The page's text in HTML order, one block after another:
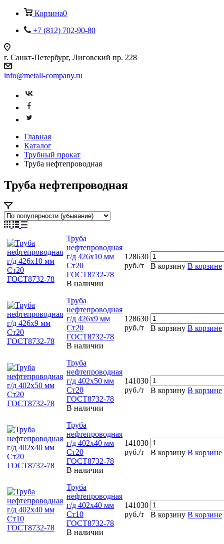
Корзина0
+7 (812) 702-90-80
г. Санкт-Петербург, Лиговский пр. 228
info@metall-company.ru
Главная
Каталог
Трубный прокат
Труба нефтепроводная
Труба нефтепроводная
Труба
нефтепроводная
г/д 426х10 мм
Ст20
ГОСТ8732-78
В наличии
128630
руб./т
В корзину В корзине
Труба
нефтепроводная
г/д 426х9 мм
Ст20
ГОСТ8732-78
В наличии
128630
руб./т
В корзину В корзине
Труба
нефтепроводная
г/д 402х50 мм
Ст20
ГОСТ8732-78
В наличии
141030
руб./т
В корзину В корзине
Труба
нефтепроводная
г/д 402х40 мм
Ст20
ГОСТ8732-78
В наличии
141030
руб./т
В корзину В корзине
Труба
нефтепроводная
г/д 402х40 мм
Ст10
ГОСТ8732-78
В наличии
141030
руб./т
В корзину В корзине